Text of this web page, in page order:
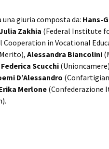
giuria composta da: Hans-
Zakhia (Federal Institute
in Vocational
Alessandra Biancolini
Scucchi
D’Alessandro
Merlone(Confederazione